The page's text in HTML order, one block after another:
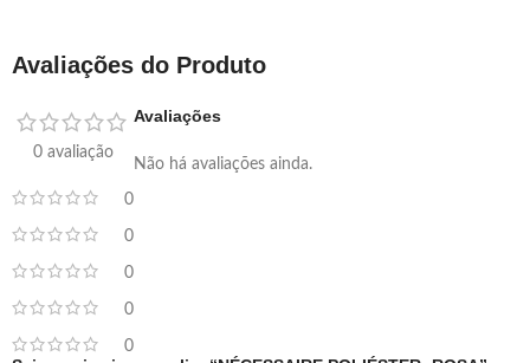
Avaliações do Produto
0 avaliação
0
0
0
0
0
Avaliações
Não há avaliações ainda.